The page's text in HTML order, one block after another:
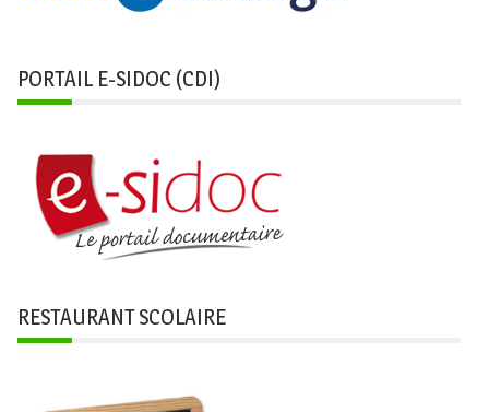
PORTAIL E-SIDOC (CDI)
RESTAURANT SCOLAIRE